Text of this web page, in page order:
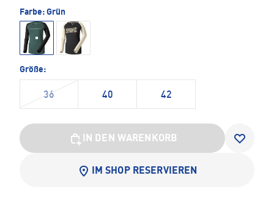
Farbe: Grün
Größe:
36 40 42
IN DEN WARENKORB
IM SHOP RESERVIEREN